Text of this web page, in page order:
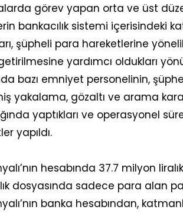
görev yapan orta ve üst
bankacılık sistemi içerisindeki
şüpheli para hareketlerine
yardımcı oldukları
bazı emniyet personelinin,
yakalama, gözaltı ve arama
yaptıkları ve operasyonel
yapıldı.
hesabında 37.7 milyon
dosyasında sadece para alan
banka hesabından,